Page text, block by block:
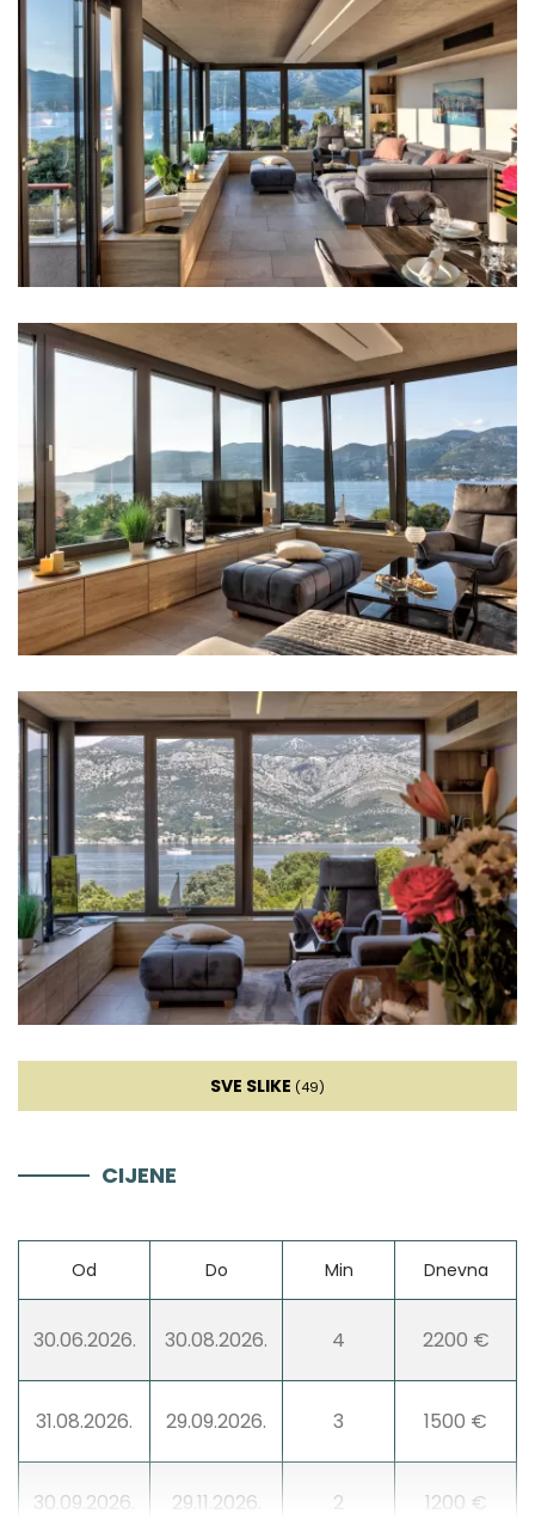
TV u svakoj sobi
Krevetić za bebu
Posteljina
Kupaonice
Kupaonica 1: en suite, umivaonik, wc, tuš
Kupaonica 2: en suite, umivaonik, wc, tuš
Kupaonica 3: umivaonik, wc, tuš
Perilica rublja
Sušilica rublja
Sušilo za kosu
Pegla za robu
Ručnici
Kuhinja
Štednjak
Pećnica
Kuhalo za vodu
Toster
Ledomat
SVE SLIKE (49)
CIJENE
Od Do Min Dnevna
30.06.2026. 30.08.2026. 4 2200 €
31.08.2026. 29.09.2026. 3 1500 €
30.09.2026. 29.11.2026. 2 1200 €